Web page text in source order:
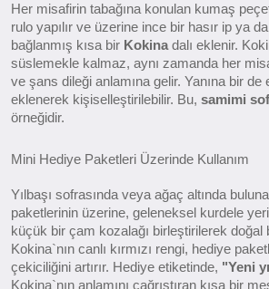
Her misafirin tabağına konulan kumaş
rulo yapılır ve üzerine ince bir hasır ip ya
bağlanmış kısa bir Kokina dalı eklenir.
süslemekle kalmaz, aynı zamanda her
ve şans dileği anlamına gelir. Yanına bir de
eklenerek kişiselleştirilebilir. Bu, samimi
örneğidir.
Mini Hediye Paketleri Üzerinde Kullanım
Yılbaşı sofrasında veya ağaç altında
paketlerinin üzerine, geleneksel kurdele
küçük bir çam kozalağı birleştirilerek doğal
Kokina`nın canlı kırmızı rengi, hediye
çekiciliğini artırır. Hediye etiketinde, "Yeni
Kokina`nın anlamını çağrıştıran kısa bir